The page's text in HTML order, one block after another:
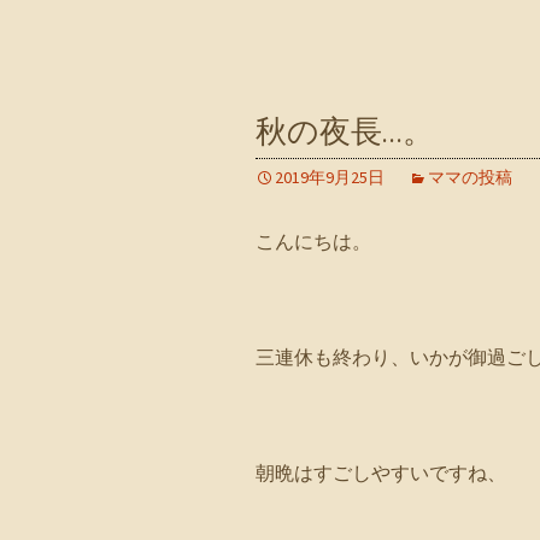
秋の夜長…。
2019年9月25日 ママの投稿
こんにちは。
三連休も終わり、いかが御過ご
朝晩はすごしやすいですね、